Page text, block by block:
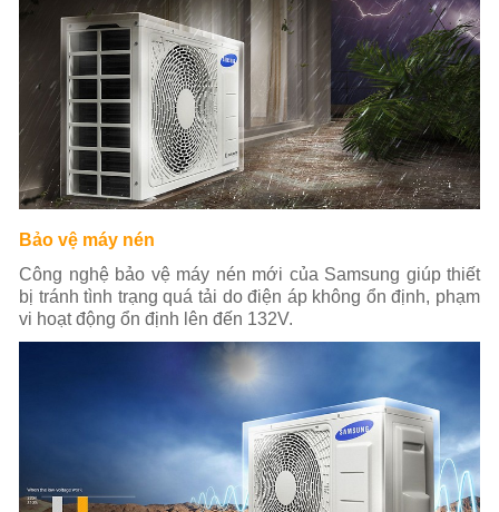
Bảo vệ máy nén
Công nghệ bảo vệ máy nén mới của Samsung giúp thiết
bị tránh tình trạng quá tải do điện áp không ổn định, phạm
vi hoạt động ổn định lên đến 132V.